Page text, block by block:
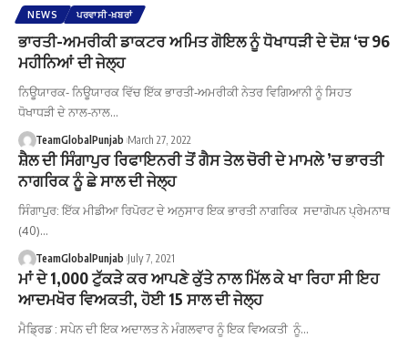
NEWS ਪਰਵਾਸੀ-ਖ਼ਬਰਾਂ
ਭਾਰਤੀ-ਅਮਰੀਕੀ ਡਾਕਟਰ ਅਮਿਤ ਗੋਇਲ ਨੂੰ ਧੋਖਾਧੜੀ ਦੇ ਦੋਸ਼ ‘ਚ 96
ਮਹੀਨਿਆਂ ਦੀ ਜੇਲ੍ਹ
ਨਿਊਯਾਰਕ- ਨਿਊਯਾਰਕ ਵਿੱਚ ਇੱਕ ਭਾਰਤੀ-ਅਮਰੀਕੀ ਨੇਤਰ ਵਿਗਿਆਨੀ ਨੂੰ ਸਿਹਤ
ਧੋਖਾਧੜੀ ਦੇ ਨਾਲ-ਨਾਲ…
TeamGlobalPunjab March 27, 2022
ਸ਼ੈਲ ਦੀ ਸਿੰਗਾਪੁਰ ਰਿਫਾਇਨਰੀ ਤੋਂ ਗੈਸ ਤੇਲ ਚੋਰੀ ਦੇ ਮਾਮਲੇ ’ਚ ਭਾਰਤੀ
ਨਾਗਰਿਕ ਨੂੰ ਛੇ ਸਾਲ ਦੀ ਜੇਲ੍ਹ
ਸਿੰਗਾਪੁਰ: ਇੱਕ ਮੀਡੀਆ ਰਿਪੋਰਟ ਦੇ ਅਨੁਸਾਰ ਇਕ ਭਾਰਤੀ ਨਾਗਰਿਕ ਸਦਾਗੋਪਨ ਪ੍ਰੇਮਨਾਥ
(40)…
TeamGlobalPunjab July 7, 2021
ਮਾਂ ਦੇ 1,000 ਟੁੱਕੜੇ ਕਰ ਆਪਣੇ ਕੁੱਤੇ ਨਾਲ ਮਿੱਲ ਕੇ ਖਾ ਰਿਹਾ ਸੀ ਇਹ
ਆਦਮਖੋਰ ਵਿਅਕਤੀ, ਹੋਈ 15 ਸਾਲ ਦੀ ਜੇਲ੍ਹ
ਮੈਡ੍ਰਿਡ : ਸਪੇਨ ਦੀ ਇਕ ਅਦਾਲਤ ਨੇ ਮੰਗਲਵਾਰ ਨੂੰ ਇਕ ਵਿਅਕਤੀ ਨੂੰ…